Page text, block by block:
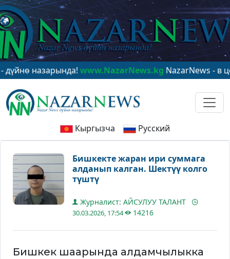
назарында!www.NazarNews.kgNazarNews - в
Кыргызча Русский
Бишкекте жаран ири суммага
алданып калган. Шектүү колго
түштү
Журналист: АЙСУЛУУ ТАЛАНТ
30.03.2026, 17:54 14216
Бишкек шаарында алдамчылыкка